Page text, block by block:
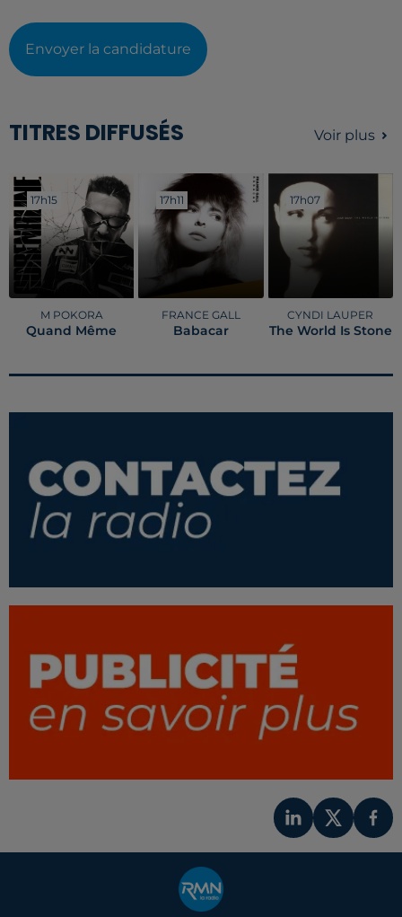
Envoyer la candidature
TITRES DIFFUSÉS Voir plus
17h15
17h15
M POKORA
Quand Même
17h11
17h11
FRANCE GALL
Babacar
17h07
17h07
CYNDI LAUPER
The World Is Stone